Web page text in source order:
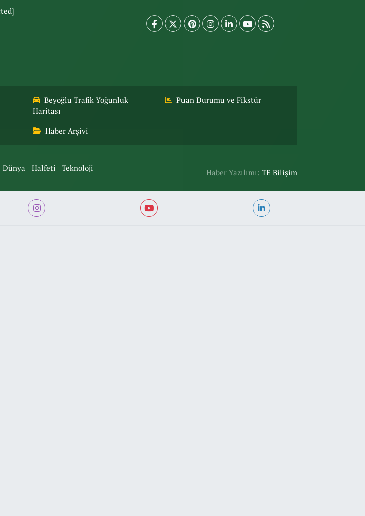
Beyoğlu Trafik Yoğunluk
Haritası
Puan Durumu ve Fikstür
Haber Arşivi
Dünya Halfeti Teknoloji Haber Yazılımı:TE Bilişim